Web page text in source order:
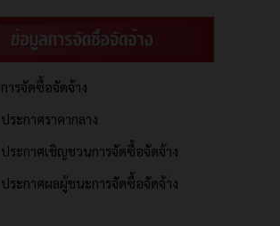
การจัดซื้อจัดจ้าง
ประกาศราคากลาง
ประกาศเชิญชวนการจัดซื้อจัดจ้าง
ประกาศผลผู้ชนะการจัดซื้อจัดจ้าง